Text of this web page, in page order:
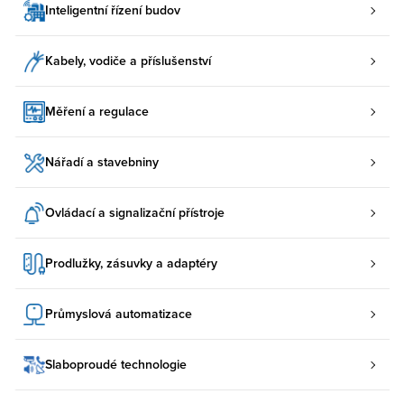
Inteligentní řízení budov
Kabely, vodiče a příslušenství
Měření a regulace
Nářadí a stavebniny
Ovládací a signalizační přístroje
Prodlužky, zásuvky a adaptéry
Průmyslová automatizace
Slaboproudé technologie